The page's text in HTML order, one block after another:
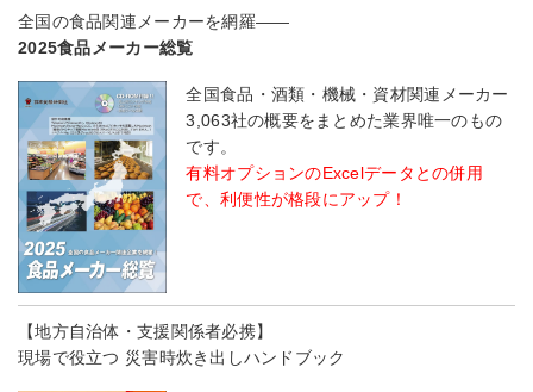
全国の食品関連メーカーを網羅――
2025食品メーカー総覧
全国食品・酒類・機械・資材関連メーカー
3,063社の概要をまとめた業界唯一のもの
です。
有料オプションのExcelデータとの併用
で、利便性が格段にアップ！
【地方自治体・支援関係者必携】
現場で役立つ 災害時炊き出しハンドブック